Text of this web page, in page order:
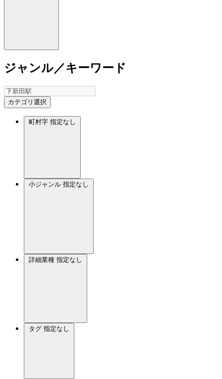
ジャンル／キーワード
カテゴリ選択
町村字 指定なし
小ジャンル 指定なし
詳細業種 指定なし
タグ 指定なし